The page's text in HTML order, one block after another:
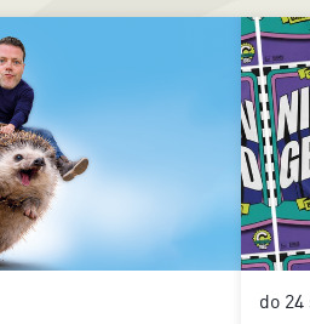
do 24